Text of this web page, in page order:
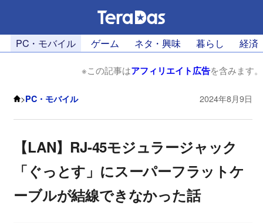
PC・モバイル ゲーム ネタ・興味 暮らし 経済
※この記事はアフィリエイト広告を含みます。
>PC・モバイル 2024年8月9日
【LAN】RJ-45モジュラージャック
「ぐっとす」にスーパーフラットケ
ーブルが結線できなかった話